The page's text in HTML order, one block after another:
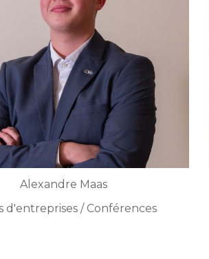
Alexandre Maas
d'entreprises / Conférences